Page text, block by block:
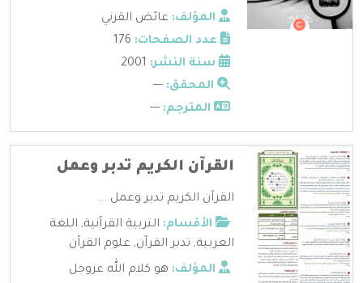
المؤلف: عائض القرني
عدد الصفحات:
سنة النشر:
المحقق: ---
المترجم: ---
القرآن الكريم تدبر وعمل
القرآن الكريم تدبر وعمل ...
الأقسام: التربية القرآنية, اللغة
العربية, تدبر القرآن, علوم القرآن
المؤلف: هو كلام الله عزوجل